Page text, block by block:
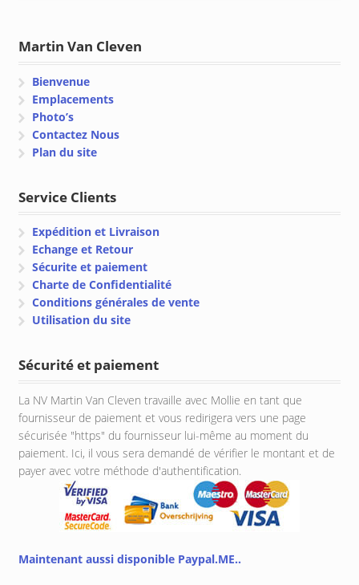
Martin Van Cleven
Bienvenue
Emplacements
Photo’s
Contactez Nous
Plan du site
Service Clients
Expédition et Livraison
Echange et Retour
Sécurite et paiement
Charte de Confidentialité
Conditions générales de vente
Utilisation du site
Sécurité et paiement
La NV Martin Van Cleven travaille avec Mollie en tant que
fournisseur de paiement et vous redirigera vers une page
sécurisée "https" du fournisseur lui-même au moment du
paiement. Ici, il vous sera demandé de vérifier le montant et de
payer avec votre méthode d'authentification.
Maintenant aussi disponible Paypal.ME..